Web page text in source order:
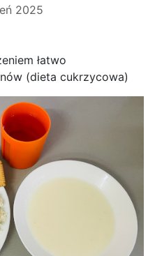
2025
łatwo
(dieta cukrzycowa)